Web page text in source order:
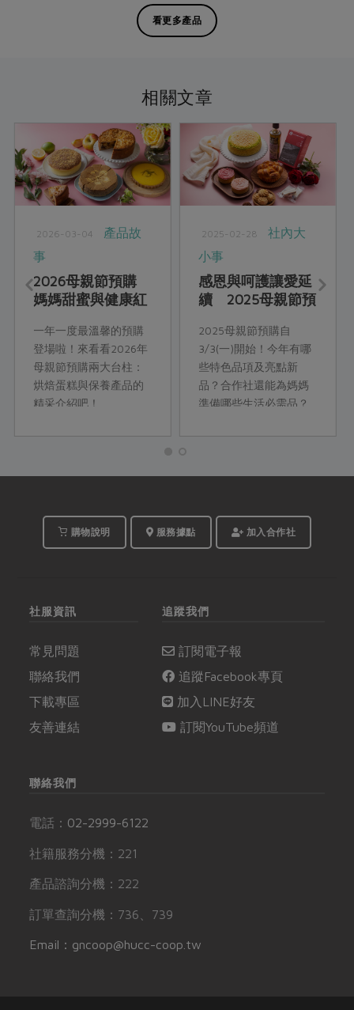
看更多產品
相關文章
2026-03-04
產品故
事
2026母親節預購
媽媽甜蜜與健康紅
一年一度最溫馨的預購
登場啦！來看看2026年
母親節預購兩大台柱：
烘焙蛋糕與保養產品的
精采介紹吧！
2025-02-28
社內大
小事
感恩與呵護讓愛延
續 2025母親節預
2025母親節預購自
3/3(一)開始！今年有哪
些特色品項及亮點新
品？合作社還能為媽媽
準備哪些生活必需品？
薦如何利用。
購物說明 服務據點 加入合作社
社服資訊
常見問題
聯絡我們
下載專區
友善連結
追蹤我們
訂閱電子報
追蹤Facebook專頁
加入LINE好友
訂閱YouTube頻道
聯絡我們
電話： 02-2999-6122
社籍服務分機：221
產品諮詢分機：222
訂單查詢分機：736、739
Email：gncoop@hucc-coop.tw